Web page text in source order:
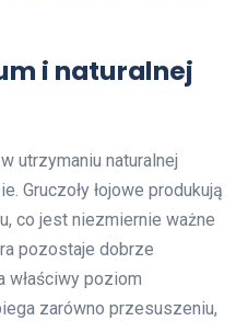
i naturalnej
utrzymaniu naturalnej
Gruczoły łojowe produkują
co jest niezmiernie ważne
pozostaje dobrze
właściwy poziom
zarówno przesuszeniu,